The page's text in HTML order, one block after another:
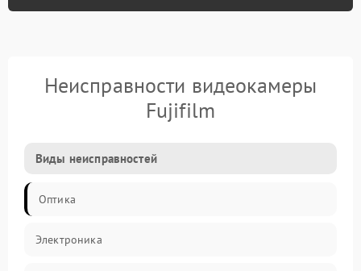
Неисправности видеокамеры
Fujifilm
Виды неисправностей
Оптика
Электроника